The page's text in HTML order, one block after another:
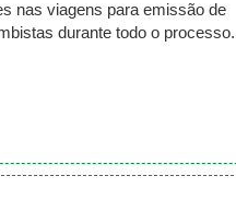
nas viagens para emissão de
durante todo o processo.